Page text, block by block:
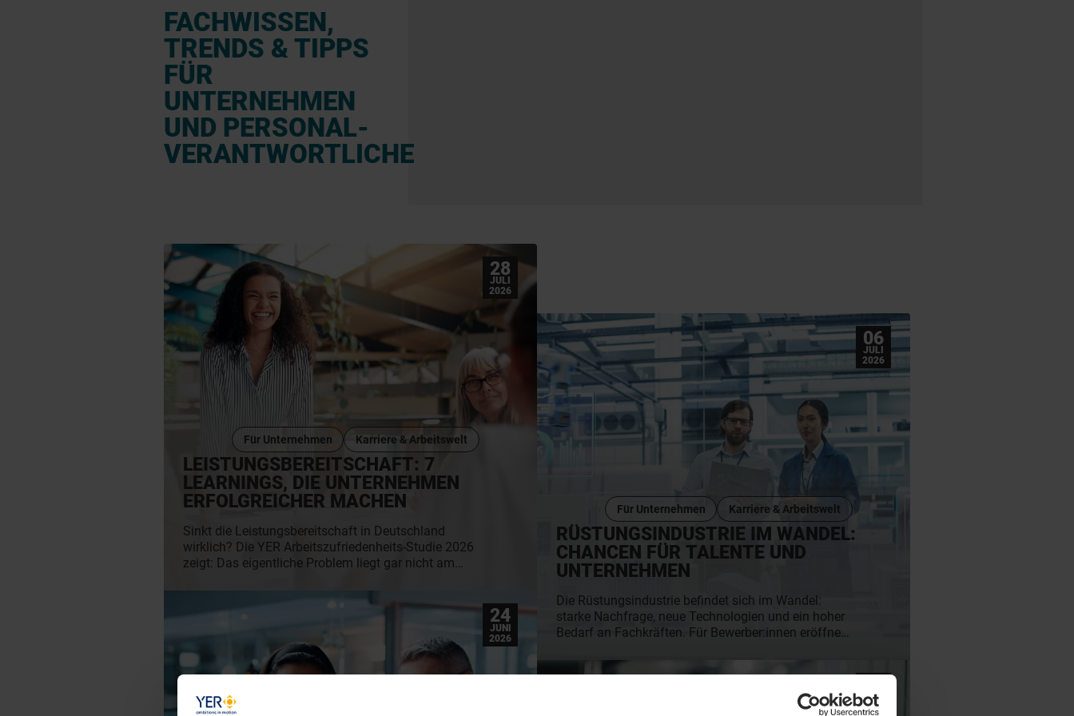
FACHWISSEN,
TRENDS & TIPPS
FÜR
UNTERNEHMEN
UND PERSONAL-
VERANTWORTLICHE
Karriere & Arbeitswelt
Für Unternehmen
LEISTUNGSBEREITSCHAFT: 7
LEARNINGS, DIE UNTERNEHMEN
ERFOLGREICHER MACHEN
Sinkt die Leistungsbereitschaft in Deutschland
wirklich? Die YER Arbeitszufriedenheits-Studie 2026
zeigt: Das eigentliche Problem liegt gar nicht am
daran, dass ihr Potenzial nicht ausgeschöpft wird.
Mit Einblicken von YER-Deutschland-CEO Philipp
liefern wir Dir sieben praxisnahe Learnings für mehr
Motivation, bessere Führung und passgenaueres
Recruiting.
28
JULI
2026
Karriere & Arbeitswelt
Für Unternehmen
RÜSTUNGSINDUSTRIE IM WANDEL:
CHANCEN FÜR TALENTE UND
UNTERNEHMEN
Die Rüstungsindustrie befindet sich im Wandel:
starke Nachfrage, neue Technologien und ein hoher
Bedarf an Fachkräften. Für Bewerber:innen eröffnen
Perspektive. Für Unternehmen geht es darum, im
finden. Erfahre, wer jetzt gefragt ist und auf was
Fachkräfte und Unternehmen achten müssen.
06
JULI
2026
24
JUNI
2026
MAI
2026